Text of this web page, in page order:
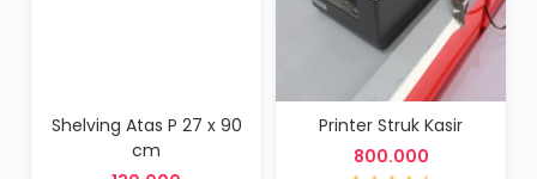
Shelving Atas P 27 x 90
cm
Printer Struk Kasir
800.000